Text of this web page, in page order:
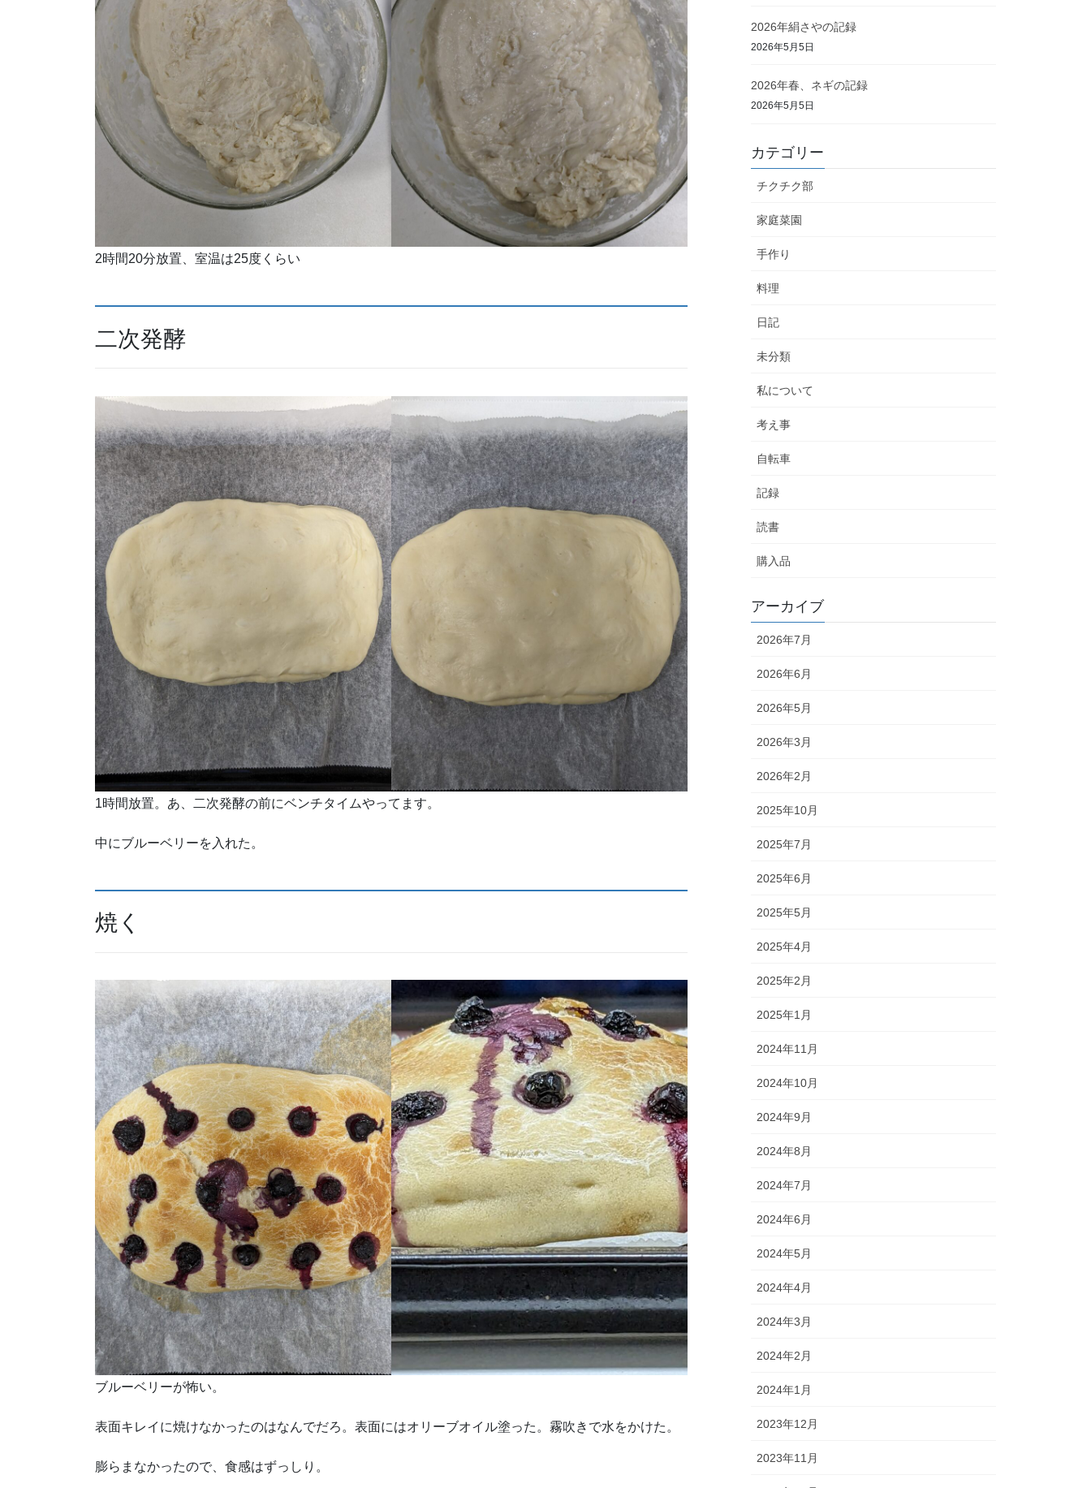
2時間20分放置、室温は25度くらい
二次発酵
1時間放置。あ、二次発酵の前にベンチタイムやってます。
中にブルーベリーを入れた。
焼く
ブルーベリーが怖い。
表面キレイに焼けなかったのはなんでだろ。表面にはオリーブオイル塗った。霧吹きで水をかけた。
膨らまなかったので、食感はずっしり。
2026年絹さやの記録
2026年5月5日
2026年春、ネギの記録
2026年5月5日
カテゴリー
チクチク部
家庭菜園
手作り
料理
日記
未分類
私について
考え事
自転車
記録
読書
購入品
アーカイブ
2026年7月
2026年6月
2026年5月
2026年3月
2026年2月
2025年10月
2025年7月
2025年6月
2025年5月
2025年4月
2025年2月
2025年1月
2024年11月
2024年10月
2024年9月
2024年8月
2024年7月
2024年6月
2024年5月
2024年4月
2024年3月
2024年2月
2024年1月
2023年12月
2023年11月